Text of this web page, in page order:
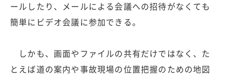
ールしたり、メールによる会議への招待がなくても
簡単にビデオ会議に参加できる。
しかも、画面やファイルの共有だけではなく、た
とえば道の案内や事故現場の位置把握のための地図